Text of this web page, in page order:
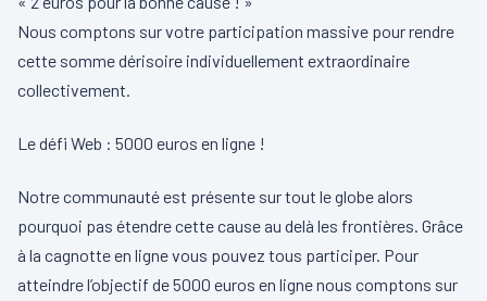
Nous comptons sur votre participation massive pour rendre
cette somme dérisoire individuellement extraordinaire
collectivement.
Le défi Web : 5000 euros en ligne !
Notre communauté est présente sur tout le globe alors
pourquoi pas étendre cette cause au delà les frontières. Grâce
à la cagnotte en ligne vous pouvez tous participer. Pour
atteindre l’objectif de 5000 euros en ligne nous comptons sur